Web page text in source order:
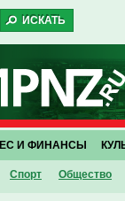
Спорт Общество
И ФИНАНСЫ